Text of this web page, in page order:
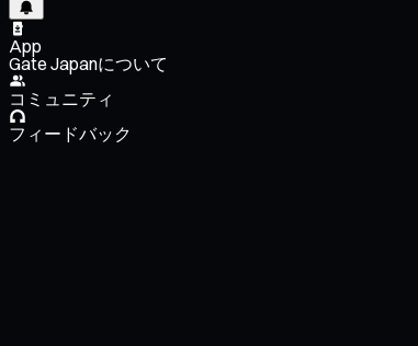
App
Gate Japanについて
コミュニティ
フィードバック